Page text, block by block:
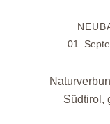
01.
Südtirol,